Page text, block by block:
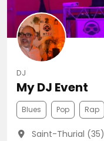
DJ
My DJ Event
Blues Pop Rap
Saint-Thurial (35)